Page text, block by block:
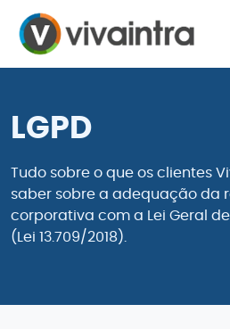
LGPD
Tudo sobre o que os clientes
saber sobre a adequação da
corporativa com a Lei Geral
(Lei 13.709/2018).